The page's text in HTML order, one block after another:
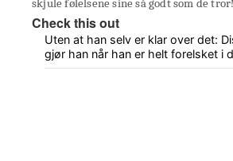
skjule følelsene sine så godt som de tror!
Check this out
Uten at han selv er klar over det:
gjør han når han er helt forelsket i